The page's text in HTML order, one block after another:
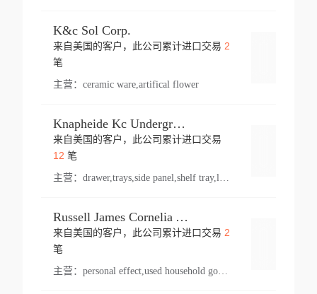
K&c Sol Corp.
来自美国的客户，此公司累计进口交易 2
笔
主营： ceramic ware,artifical flower
Knapheide Kc Underground
来自美国的客户，此公司累计进口交易
12 笔
主营：
Russell James Cornelia Arlington Va
来自美国的客户，此公司累计进口交易 2
笔
主营： personal effect,used household goods